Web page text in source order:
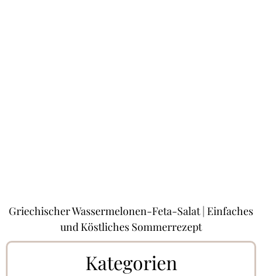
Griechischer Wassermelonen-Feta-Salat | Einfaches
und Köstliches Sommerrezept
Kategorien